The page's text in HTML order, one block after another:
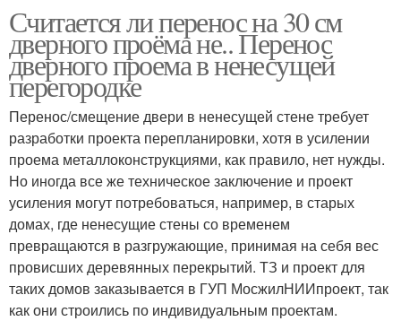
Считается ли перенос на 30 см
дверного проёма не.. Перенос
дверного проема в ненесущей
перегородке
Перенос/смещение двери в ненесущей стене требует
разработки проекта перепланировки, хотя в усилении
проема металлоконструкциями, как правило, нет нужды.
Но иногда все же техническое заключение и проект
усиления могут потребоваться, например, в старых
домах, где ненесущие стены со временем
превращаются в разгружающие, принимая на себя вес
провисших деревянных перекрытий. ТЗ и проект для
таких домов заказывается в ГУП МосжилНИИпроект, так
как они строились по индивидуальным проектам.